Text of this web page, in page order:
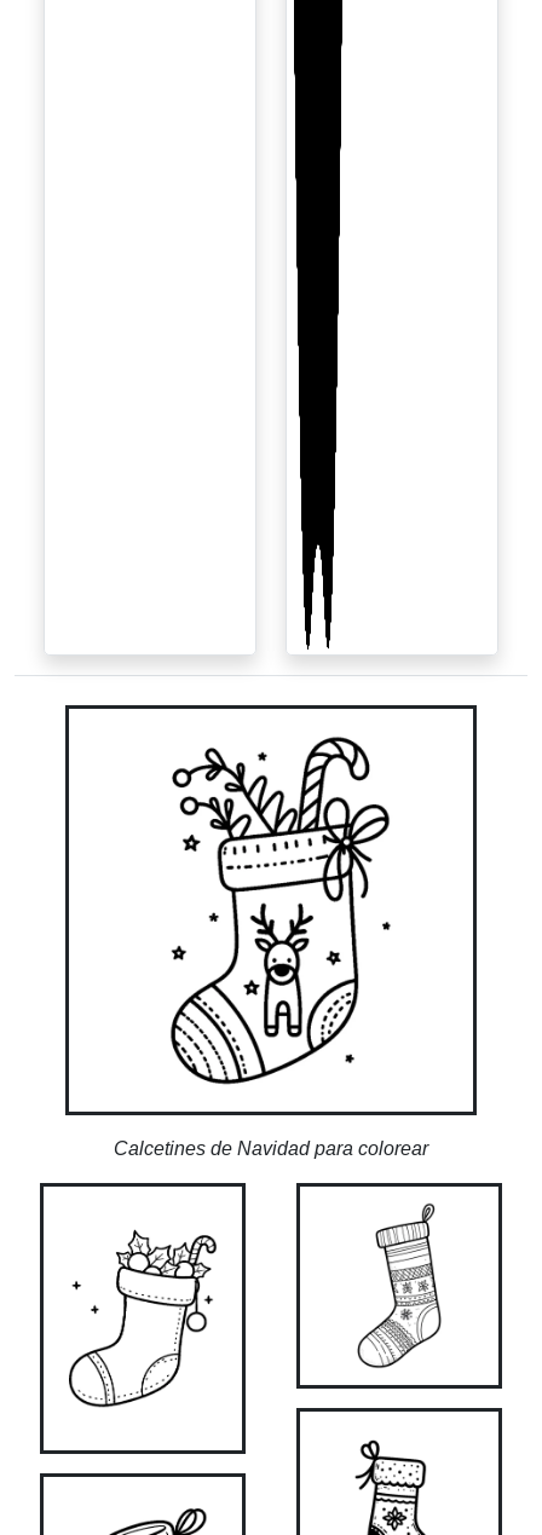
Calcetines de Navidad para colorear